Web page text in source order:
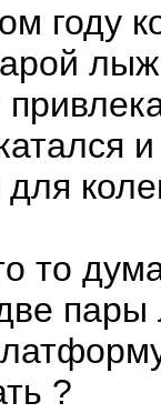
году
для
то
?